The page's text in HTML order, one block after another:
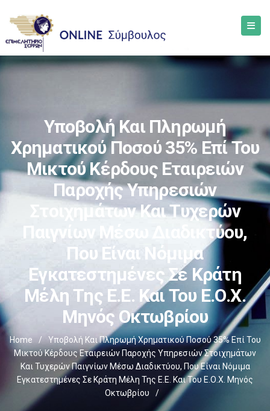
Υποβολή Και Πληρωμή
Χρηματικού Ποσού 35% Επί Του
Μικτού Κέρδους Εταιρειών
Παροχής Υπηρεσιών
Στοιχημάτων Και Τυχερών
Παιγνίων Μέσω Διαδικτύου,
Που Είναι Νόμιμα
Εγκατεστημένες Σε Κράτη
Μέλη Της Ε.Ε. Και Του Ε.Ο.Χ.
Μηνός Οκτωβρίου
Home /
Υποβολή Και Πληρωμή Χρηματικού Ποσού 35% Επί Του
Μικτού Κέρδους Εταιρειών Παροχής Υπηρεσιών Στοιχημάτων
Και Τυχερών Παιγνίων Μέσω Διαδικτύου, Που Είναι Νόμιμα
Εγκατεστημένες Σε Κράτη Μέλη Της Ε.Ε. Και Του Ε.Ο.Χ. Μηνός
Οκτωβρίου
/